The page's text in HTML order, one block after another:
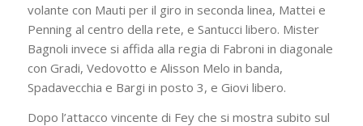
volante con Mauti per il giro in seconda linea, Mattei e
Penning al centro della rete, e Santucci libero. Mister
Bagnoli invece si affida alla regia di Fabroni in diagonale
con Gradi, Vedovotto e Alisson Melo in banda,
Spadavecchia e Bargi in posto 3, e Giovi libero.
Dopo l’attacco vincente di Fey che si mostra subito sul